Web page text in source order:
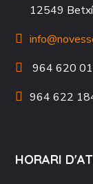
12549
964 620
964 622
HORARI